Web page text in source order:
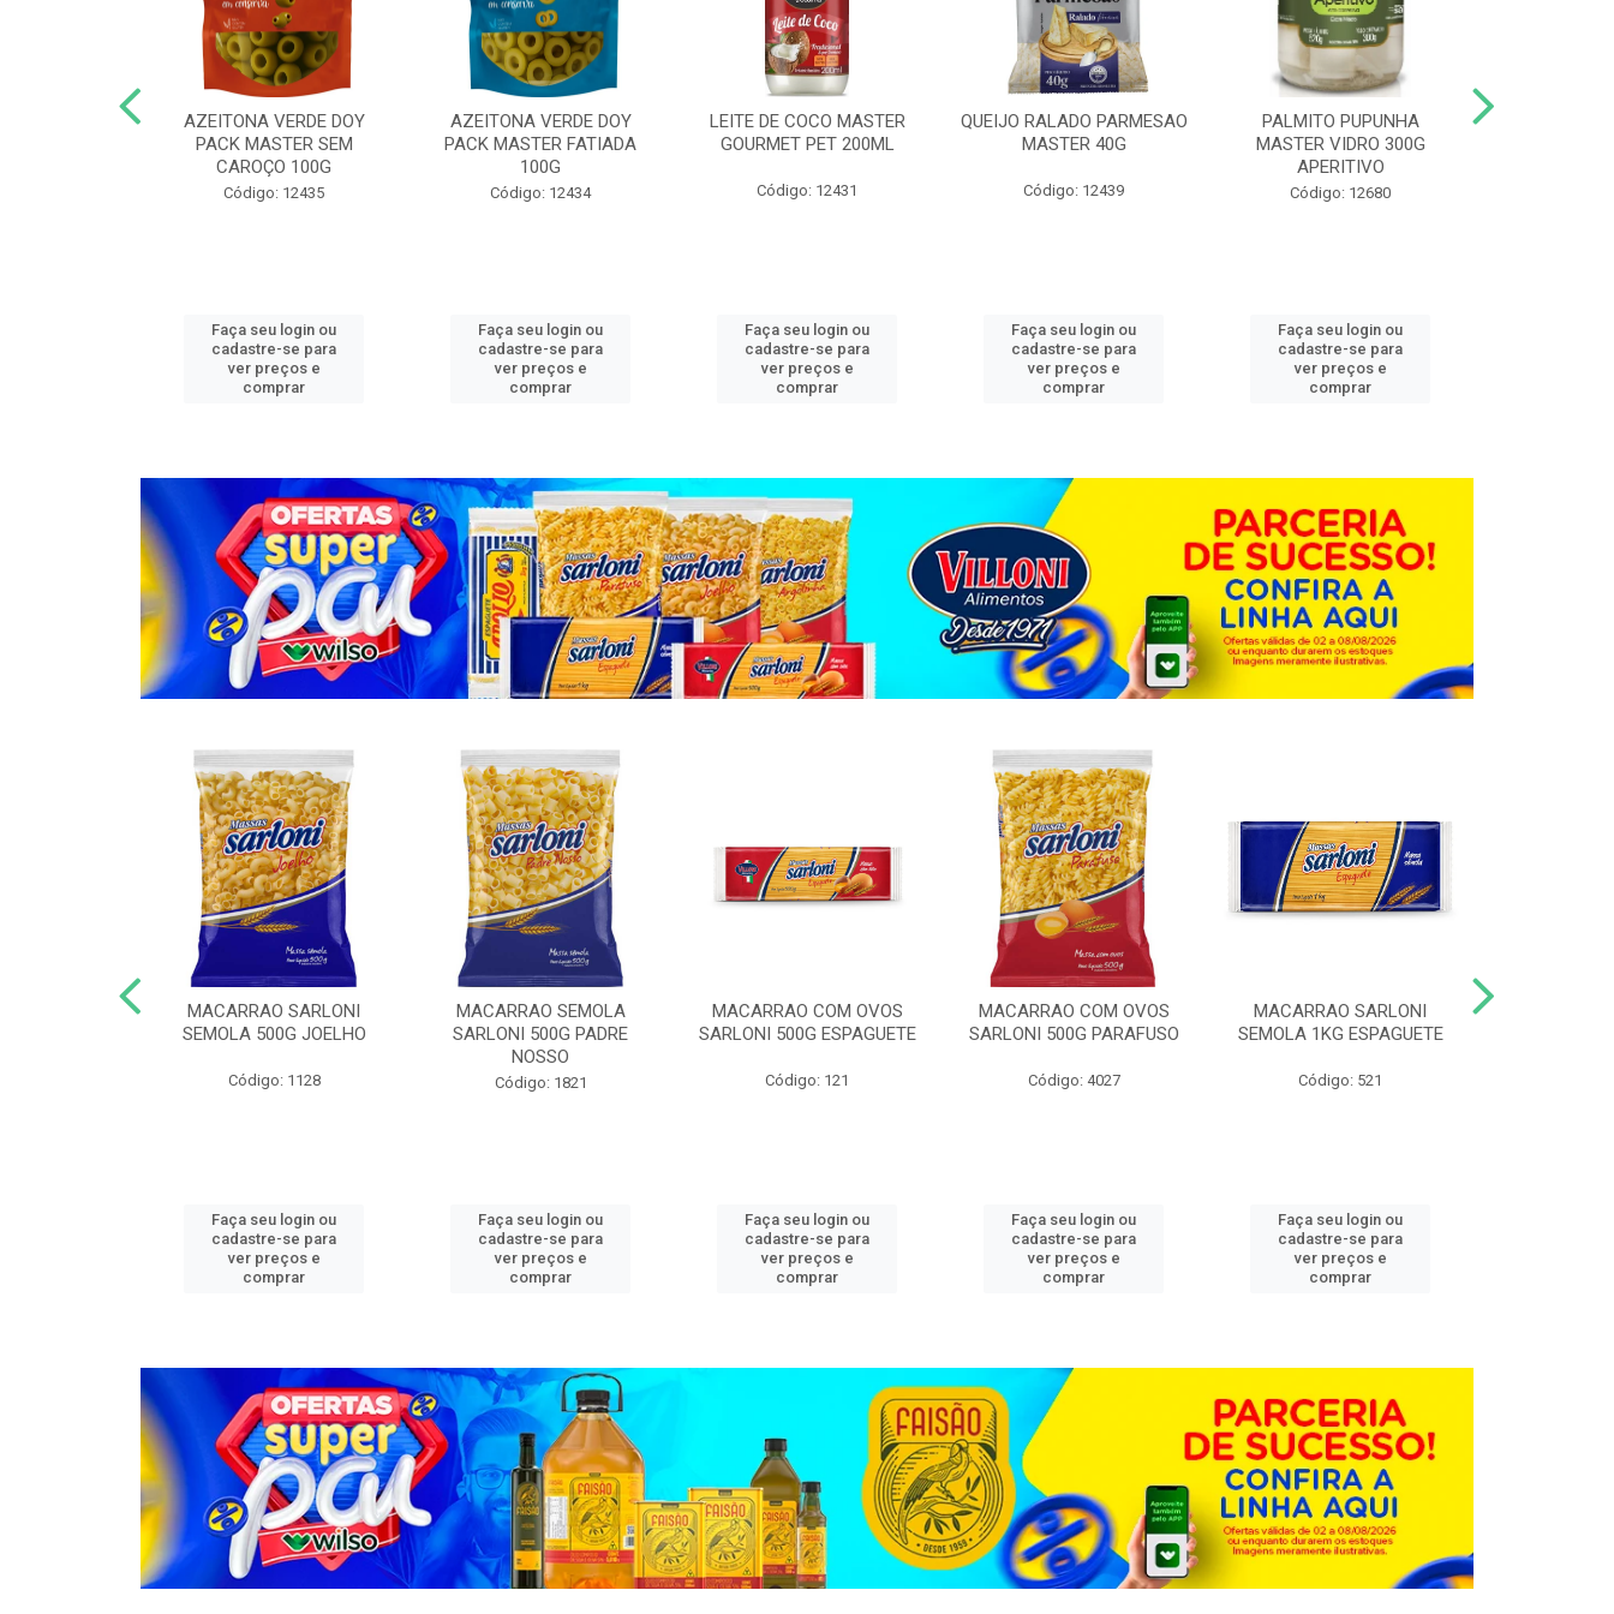
AZEITONA VERDE DOY
PACK MASTER SEM
CAROÇO 100G
Código: 12435
Faça seu login ou
cadastre-se para
ver preços e
comprar
AZEITONA VERDE DOY
PACK MASTER FATIADA
100G
Código: 12434
Faça seu login ou
cadastre-se para
ver preços e
comprar
LEITE DE COCO MASTER
GOURMET PET 200ML
Código: 12431
Faça seu login ou
cadastre-se para
ver preços e
comprar
QUEIJO RALADO PARMESAO
MASTER 40G
Código: 12439
Faça seu login ou
cadastre-se para
ver preços e
comprar
PALMITO PUPUNHA
MASTER VIDRO 300G
APERITIVO
Código: 12680
Faça seu login ou
cadastre-se para
ver preços e
comprar
MACARRAO SARLONI
SEMOLA 500G JOELHO
Código: 1128
Faça seu login ou
cadastre-se para
ver preços e
comprar
MACARRAO SEMOLA
SARLONI 500G PADRE
NOSSO
Código: 1821
Faça seu login ou
cadastre-se para
ver preços e
comprar
MACARRAO COM OVOS
SARLONI 500G ESPAGUETE
Código: 121
Faça seu login ou
cadastre-se para
ver preços e
comprar
MACARRAO COM OVOS
SARLONI 500G PARAFUSO
Código: 4027
Faça seu login ou
cadastre-se para
ver preços e
comprar
MACARRAO SARLONI
SEMOLA 1KG ESPAGUETE
Código: 521
Faça seu login ou
cadastre-se para
ver preços e
comprar